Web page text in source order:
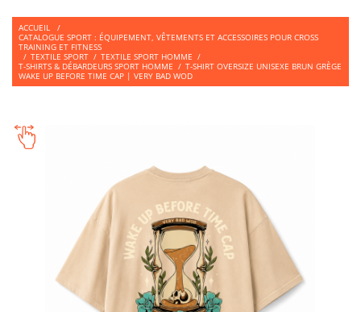
ACCUEIL
/
CATALOGUE SPORT : ÉQUIPEMENT, VÊTEMENTS ET ACCESSOIRES POUR CROSS
TRAINING ET FITNESS
/ TEXTILE SPORT / TEXTILE SPORT HOMME /
T-SHIRTS & DÉBARDEURS SPORT HOMME / T-SHIRT OVERSIZE UNISEXE BRUN GRÈGE
WAKE UP BEFORE TIME CAP | VERY BAD WOD